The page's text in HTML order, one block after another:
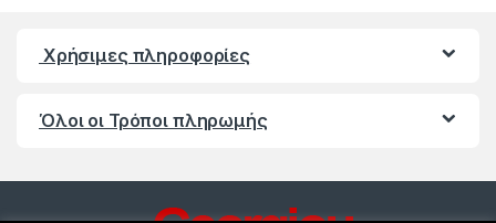
Χρήσιμες πληροφορίες
Όλοι οι Τρόποι πληρωμής